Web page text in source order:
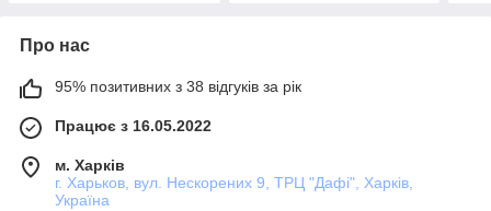
Про нас
95% позитивних з 38 відгуків за рік
Працює з 16.05.2022
м. Харків
г. Харьков, вул. Нескорених 9, ТРЦ "Дафі", Харків,
Україна